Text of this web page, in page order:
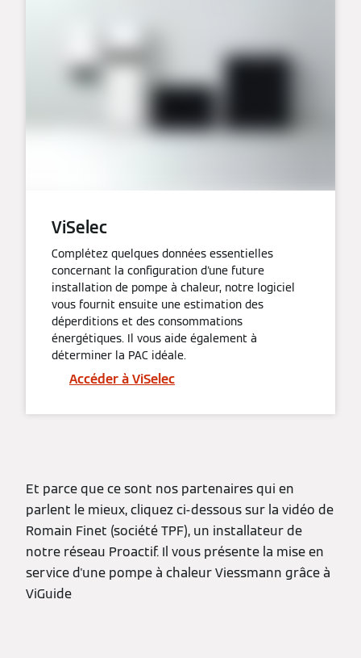
ViSelec
Complétez quelques données essentielles
concernant la configuration d'une future
installation de pompe à chaleur, notre logiciel
vous fournit ensuite une estimation des
déperditions et des consommations
énergétiques. Il vous aide également à
déterminer la PAC idéale.
Accéder à ViSelec
Et parce que ce sont nos partenaires qui en
parlent le mieux, cliquez ci-dessous sur la vidéo de
Romain Finet (société TPF), un installateur de
notre réseau Proactif. Il vous présente la mise en
service d'une pompe à chaleur Viessmann grâce à
ViGuide